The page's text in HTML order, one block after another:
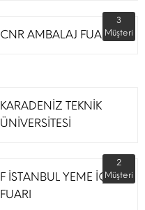
CNR AMBALAJ FUARI
3
Müşteri
KARADENİZ TEKNİK
ÜNİVERSİTESİ
F İSTANBUL YEME İÇME
FUARI
2
Müşteri